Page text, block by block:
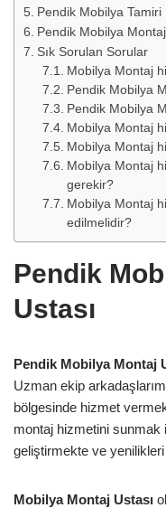
Pendik Mobilya Tamiri
Pendik Mobilya
Sık Sorulan Sorular
Mobilya Montaj
Pendik Mobilya
Pendik Mobilya
Mobilya Montaj
Mobilya Montaj
Mobilya Montaj
gerekir?
Mobilya Montaj
edilmelidir?
Pendik
Ustası
Pendik Mobilya Montaj
Uzman ekip
bölgesinde hizmet
montaj hizmetini
geliştirmekte ve
Mobilya Montaj Ustası